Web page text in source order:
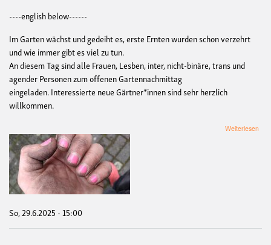
----english below------
Im Garten wächst und gedeiht es, erste Ernten wurden schon verzehrt
und wie immer gibt es viel zu tun.
An diesem Tag sind alle Frauen, Lesben, inter, nicht-binäre, trans und
agender Personen zum offenen Gartennachmittag
eingeladen. Interessierte neue Gärtner*innen sind sehr herzlich
willkommen.
Weiterlesen
So, 29.6.2025 - 15:00